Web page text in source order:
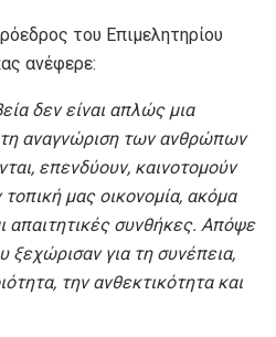
του Επιμελητηρίου
ανέφερε:
δεν είναι απλώς μια
αναγνώριση των ανθρώπων
επενδύουν, καινοτομούν
μας οικονομία, ακόμα
απαιτητικές συνθήκες. Απόψε
ξεχώρισαν για τη συνέπεια,
την ανθεκτικότητα και